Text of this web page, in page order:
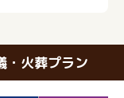
・火葬プラン